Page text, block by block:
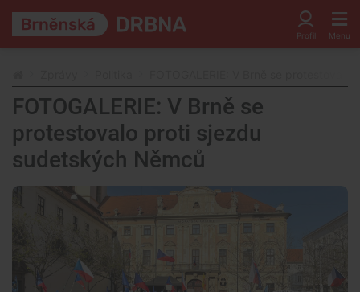
FOTOGALERIE: V Brně se
protestovalo proti sjezdu
sudetských Němců